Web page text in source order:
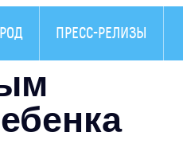
ПРЕСС-РЕЛИЗЫ